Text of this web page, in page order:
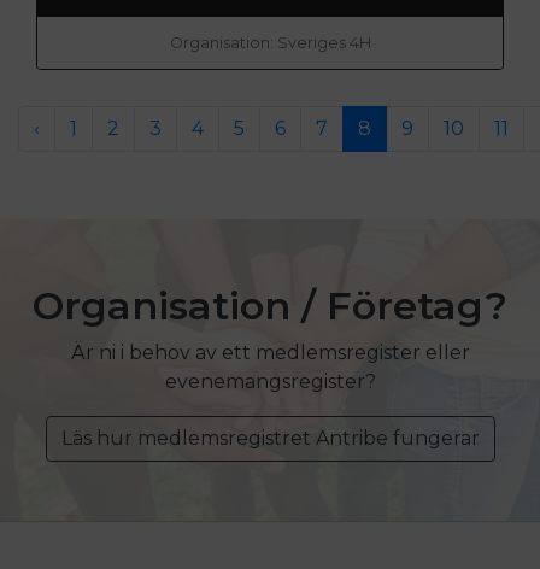
Organisation: Sveriges 4H
‹ 1 2 3 4 5 6 7 8 9 10 11
Organisation / Företag?
Är ni i behov av ett medlemsregister eller
evenemangsregister?
Läs hur medlemsregistret Antribe fungerar